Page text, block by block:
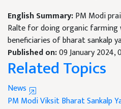
English Summary:PM Modi
Ralte for doing organic
beneficiaries of bharat sankalp
Published on:09 January 2024,
Related Topics
News
PM ModiViksit Bharat Sankalp